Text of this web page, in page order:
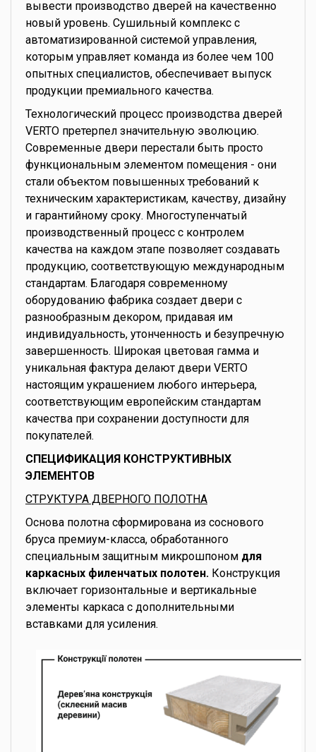
вывести производство дверей на качественно
новый уровень. Сушильный комплекс с
автоматизированной системой управления,
которым управляет команда из более чем 100
опытных специалистов, обеспечивает выпуск
продукции премиального качества.
Технологический процесс производства дверей
VERTO претерпел значительную эволюцию.
Современные двери перестали быть просто
функциональным элементом помещения - они
стали объектом повышенных требований к
техническим характеристикам, качеству, дизайну
и гарантийному сроку. Многоступенчатый
производственный процесс с контролем
качества на каждом этапе позволяет создавать
продукцию, соответствующую международным
стандартам. Благодаря современному
оборудованию фабрика создает двери с
разнообразным декором, придавая им
индивидуальность, утонченность и безупречную
завершенность. Широкая цветовая гамма и
уникальная фактура делают двери VERTO
настоящим украшением любого интерьера,
соответствующим европейским стандартам
качества при сохранении доступности для
покупателей.
СПЕЦИФИКАЦИЯ КОНСТРУКТИВНЫХ
ЭЛЕМЕНТОВ
СТРУКТУРА ДВЕРНОГО ПОЛОТНА
Основа полотна сформирована из соснового
бруса премиум-класса, обработанного
специальным защитным микрошпоном для
каркасных филенчатых полотен. Конструкция
включает горизонтальные и вертикальные
элементы каркаса с дополнительными
вставками для усиления.